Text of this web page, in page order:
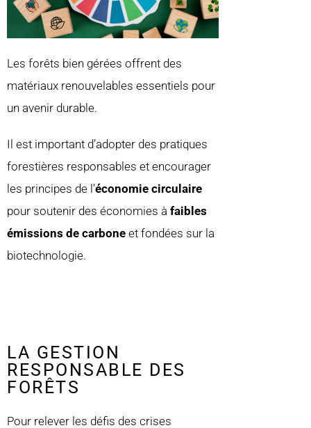
Les forêts bien gérées offrent des
matériaux renouvelables essentiels pour
un avenir durable.
Il est important d’adopter des pratiques
forestières responsables et encourager
les principes de l’économie circulaire
pour soutenir des économies à faibles
émissions de carbone et fondées sur la
biotechnologie.
LA GESTION
RESPONSABLE DES
FORÊTS
Pour relever les défis des crises